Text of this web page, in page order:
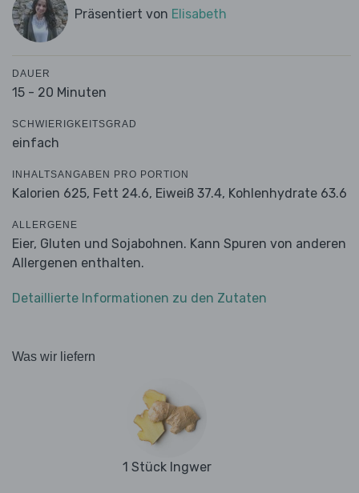
Präsentiert von Elisabeth
DAUER
15 - 20 Minuten
SCHWIERIGKEITSGRAD
einfach
INHALTSANGABEN PRO PORTION
Kalorien 625, Fett 24.6, Eiweiß 37.4, Kohlenhydrate 63.6
ALLERGENE
Eier, Gluten und Sojabohnen. Kann Spuren von anderen
Allergenen enthalten.
Detaillierte Informationen zu den Zutaten
Was wir liefern
1 Stück Ingwer